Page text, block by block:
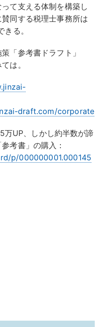
て支える体制を構築し
同する税理士事務所は
る。
「参考書ドラフト」
は。
draft.com/corporate
万UP、しかし約半数が諦
考書」の購入：
p/000000001.000145